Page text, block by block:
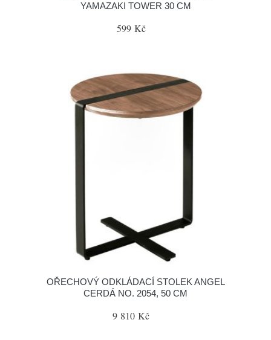
YAMAZAKI TOWER 30 CM
599 Kč
OŘECHOVÝ ODKLÁDACÍ STOLEK ANGEL
CERDÁ NO. 2054, 50 CM
9 810 Kč